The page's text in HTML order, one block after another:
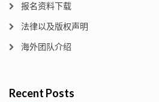
报名资料下载
法律以及版权声明
海外团队介绍
Recent Posts